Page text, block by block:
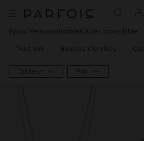
Bijoux Personnalisables Acier Inoxydable
Tout Voir Boucles d’oreilles
Couleur Prix